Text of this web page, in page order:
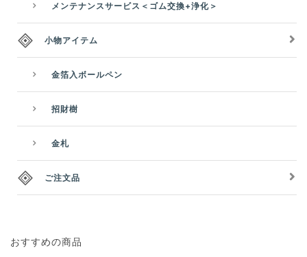
メンテナンスサービス＜ゴム交換+浄化＞
小物アイテム
金箔入ボールペン
招財樹
金札
ご注文品
おすすめの商品